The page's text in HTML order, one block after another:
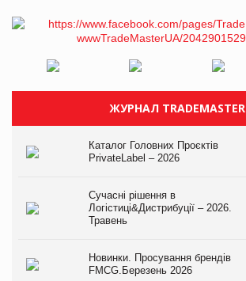
ЖУРНАЛ TRADEMASTER
Каталог Головних Проєктів
PrivateLabel – 2026
Сучасні рішення в
Логістиці&Дистрибуції – 2026.
Травень
Новинки. Просування брендів
FMCG.Березень 2026